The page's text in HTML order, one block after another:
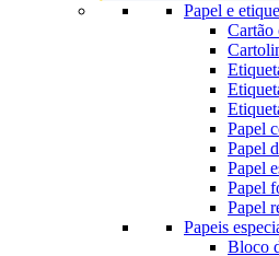
Papel e
Cartão
Papel
Papel
Papel
Papel
Papel
Papeis
Bloco